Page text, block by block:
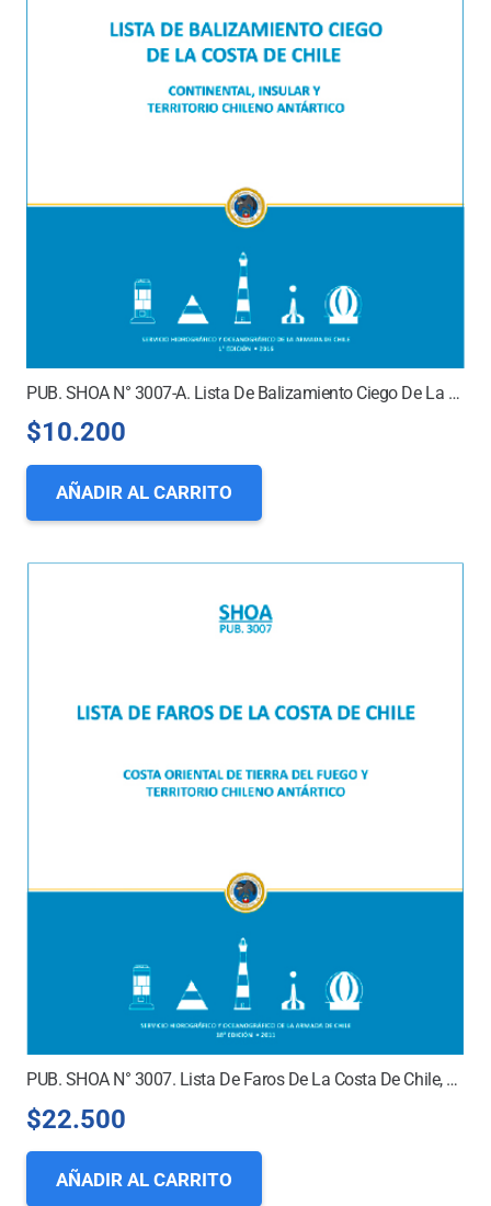
PUB. SHOA N° 3007-A. Lista De Balizamiento Ciego De La Costa De Chile. Continental, Insular Y Territorio Chileno Antártico
$10.200
AÑADIR AL CARRITO
PUB. SHOA N° 3007. Lista De Faros De La Costa De Chile, Costa Oriental De Tierra Del Fuego Y Territorio Chileno Antártico
$22.500
AÑADIR AL CARRITO